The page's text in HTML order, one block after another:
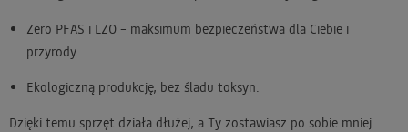
Zero PFAS i LZO – maksimum bezpieczeństwa dla Ciebie i
przyrody.
Ekologiczną produkcję, bez śladu toksyn.
Dzięki temu sprzęt działa dłużej, a Ty zostawiasz po sobie mniej